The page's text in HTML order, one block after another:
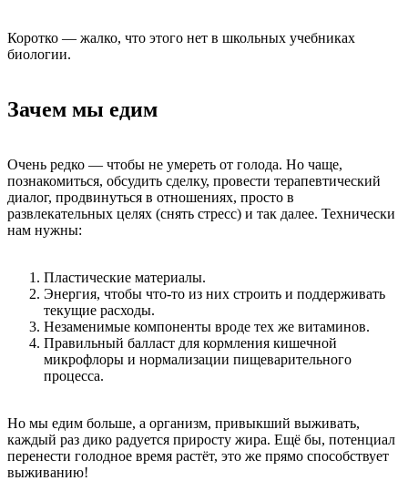
Коротко — жалко, что этого нет в школьных учебниках
биологии.
Зачем мы едим
Очень редко — чтобы не умереть от голода. Но чаще,
познакомиться, обсудить сделку, провести терапевтический
диалог, продвинуться в отношениях, просто в
развлекательных целях (снять стресс) и так далее. Технически
нам нужны:
Пластические материалы.
Энергия, чтобы что-то из них строить и поддерживать
текущие расходы.
Незаменимые компоненты вроде тех же витаминов.
Правильный балласт для кормления кишечной
микрофлоры и нормализации пищеварительного
процесса.
Но мы едим больше, а организм, привыкший выживать,
каждый раз дико радуется приросту жира. Ещё бы, потенциал
перенести голодное время растёт, это же прямо способствует
выживанию!